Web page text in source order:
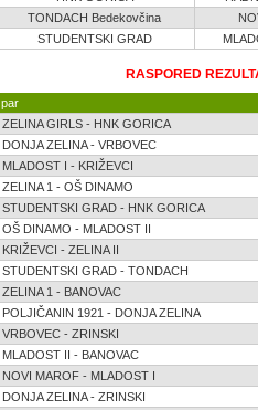
TONDACH Bedekovčina
STUDENTSKI GRAD
RASPORED
par
ZELINA GIRLS - HNK GORICA
DONJA ZELINA - VRBOVEC
MLADOST I - KRIŽEVCI
ZELINA 1 - OŠ DINAMO
STUDENTSKI GRAD - HNK GORICA
OŠ DINAMO - MLADOST II
KRIŽEVCI - ZELINA II
STUDENTSKI GRAD - TONDACH
ZELINA 1 - BANOVAC
POLJIČANIN 1921 - DONJA ZELINA
VRBOVEC - ZRINSKI
MLADOST II - BANOVAC
NOVI MAROF - MLADOST I
DONJA ZELINA - ZRINSKI